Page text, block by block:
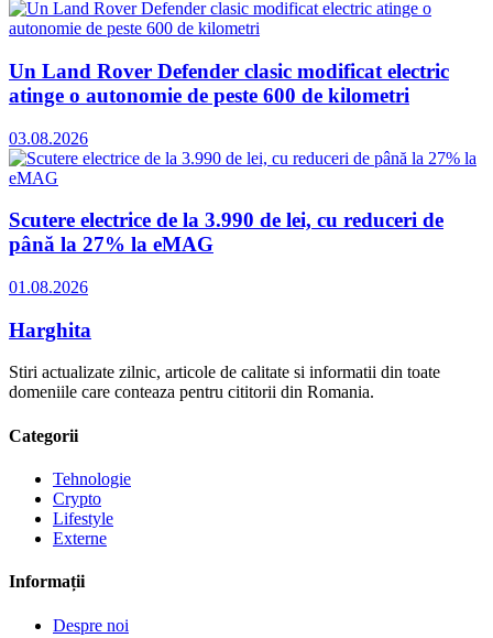
Un Land Rover Defender clasic modificat electric
atinge o autonomie de peste 600 de kilometri
03.08.2026
Scutere electrice de la 3.990 de lei, cu reduceri de
până la 27% la eMAG
01.08.2026
Harghita
Stiri actualizate zilnic, articole de calitate si informatii din toate
domeniile care conteaza pentru cititorii din Romania.
Categorii
Tehnologie
Crypto
Lifestyle
Externe
Informații
Despre noi